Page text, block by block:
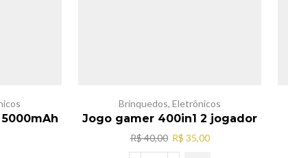
Brinquedos, Eletrônicos
Jogo gamer 400in1 2 jogador
R$40,00 O
preço
R$ 35,00O